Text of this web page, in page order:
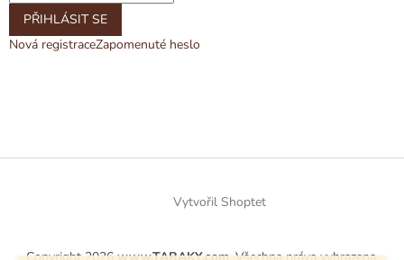
PŘIHLÁSIT SE
Nová registraceZapomenuté heslo
Vytvořil Shoptet
Copyright 2026www.TABAKY.com. Všechna práva vyhrazena.